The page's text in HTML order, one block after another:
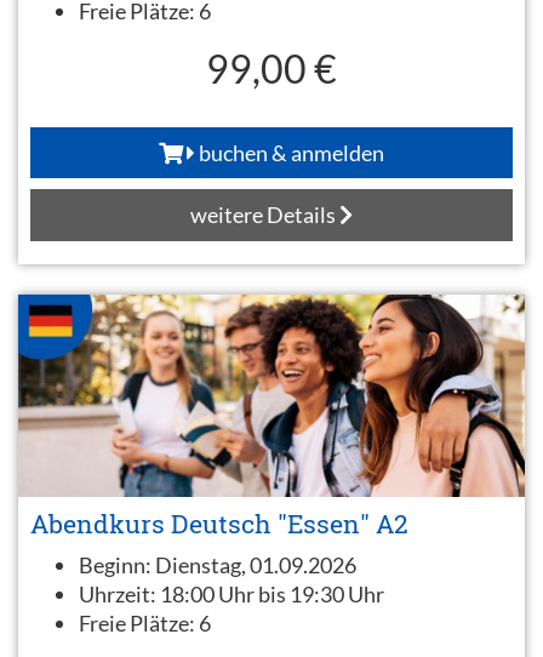
Freie Plätze: 6
99,00 €
buchen & anmelden
weitere Details
Abendkurs Deutsch "Essen" A2
Beginn: Dienstag, 01.09.2026
Uhrzeit: 18:00 Uhr bis 19:30 Uhr
Freie Plätze: 6